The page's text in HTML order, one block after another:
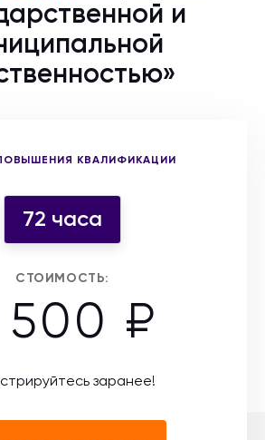
и
КВАЛИФИКАЦИИ
форму участия
72 часа
СТОИМОСТЬ:
500 ₽
заранее!